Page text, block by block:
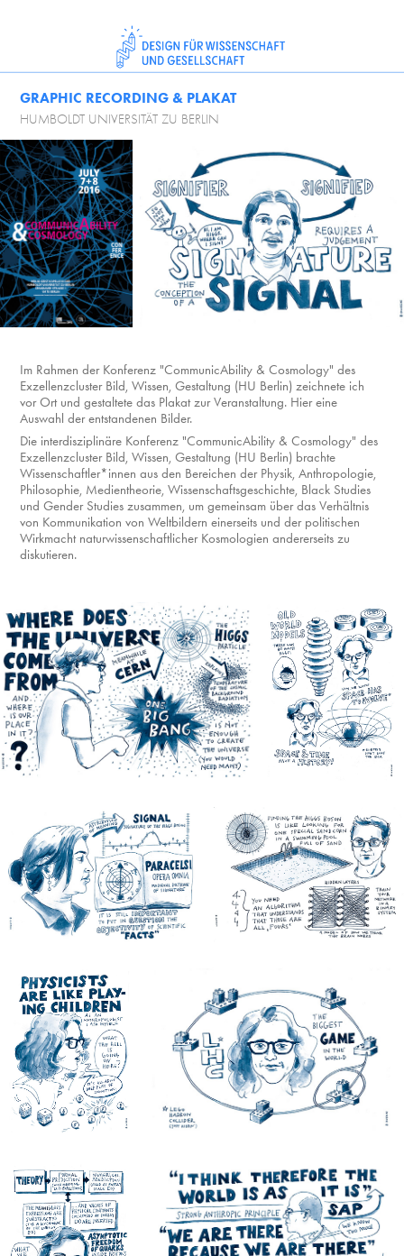
GRAPHIC RECORDING & PLAKAT
HUMBOLDT UNIVERSITÄT ZU BERLIN
​​​​​​​Im Rahmen der Konferenz "CommunicAbility & Cosmology" des
Exzellenzcluster Bild, Wissen, Gestaltung (HU Berlin) zeichnete ich
vor Ort und gestaltete das Plakat zur Veranstaltung. Hier eine
Auswahl der entstandenen Bilder.
Die interdisziplinäre Konferenz "CommunicAbility & Cosmology" des
Exzellenzcluster Bild, Wissen, Gestaltung (HU Berlin) brachte
Wissenschaftler*innen aus den Bereichen der Physik, Anthropologie,
Philosophie, Medientheorie, Wissenschaftsgeschichte, Black Studies
und Gender Studies zusammen, um gemeinsam über das Verhältnis
von Kommunikation von Weltbildern einerseits und der politischen
Wirkmacht naturwissenschaftlicher Kosmologien andererseits zu
diskutieren.